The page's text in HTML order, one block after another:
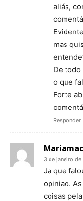
aliás,
mas
De todo
o que
Forte
Responder
3 de janeiro de
Ja que
opiniao.
coisas